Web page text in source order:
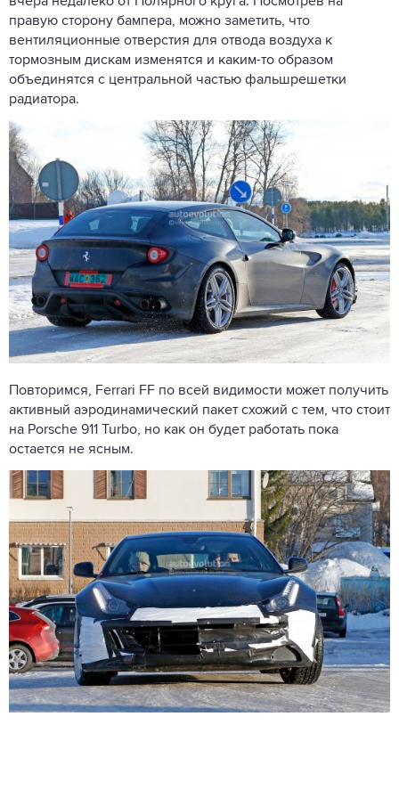
правую сторону бампера, можно заметить, что
вентиляционные отверстия для отвода воздуха к
тормозным дискам изменятся и каким-то образом
объединятся с центральной частью фальшрешетки
радиатора.
Повторимся, Ferrari FF по всей видимости может получить
активный аэродинамический пакет схожий с тем, что стоит
на Porsche 911 Turbo, но как он будет работать пока
остается не ясным.